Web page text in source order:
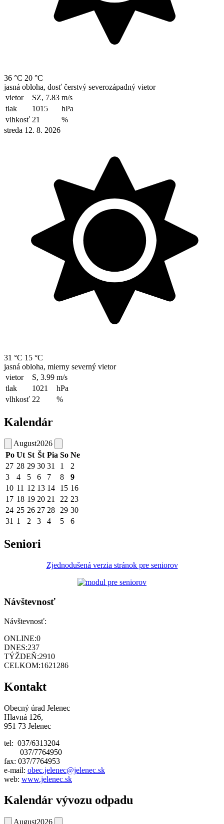
36 °C 20 °C
jasná obloha, dosť čerstvý severozápadný vietor
vietor
SZ, 7.83 m/s
tlak
1015
hPa
vlhkosť 21
%
streda 12. 8. 2026
31 °C 15 °C
jasná obloha, mierny severný vietor
vietor
S, 3.99 m/s
tlak
1021
hPa
vlhkosť 22 %
Kalendár
August2026
Po Ut St Št Pia So Ne
27 28 29 30 31 1
2
3
4 5 6 7 8
9
10 11 12 13 14 15 16
17 18 19 20 21 22 23
24 25 26 27 28 29 30
31 1 2 3 4 5 6
Seniori
Zjednodušená verzia stránok pre seniorov
Návštevnosť
Návštevnosť:
ONLINE:0
DNES:237
TÝŽDEŇ:2910
CELKOM:1621286
Kontakt
Obecný úrad Jelenec
Hlavná 126,
951 73 Jelenec
tel: 037/6313204
037/7764950
fax: 037/7764953
e-mail: obec.jelenec@jelenec.sk
web: www.jelenec.sk
Kalendár vývozu odpadu
August2026